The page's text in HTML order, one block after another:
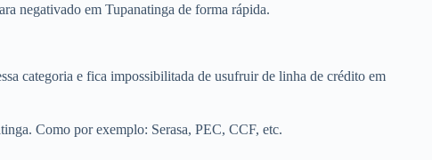
negativado em Tupanatinga de forma rápida.
categoria e fica impossibilitada de usufruir de linha de crédito em
Como por exemplo: Serasa, PEC, CCF, etc.